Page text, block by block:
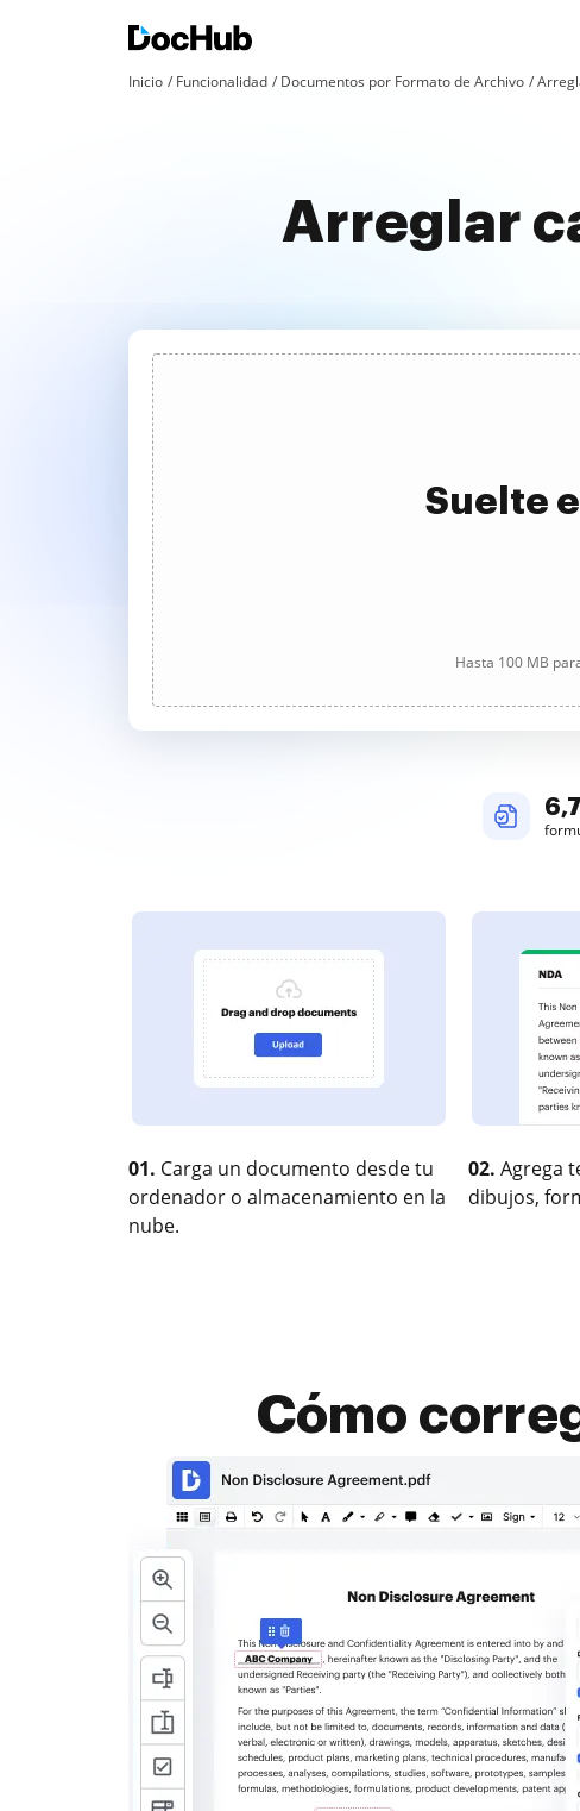
Inicio Funcionalidad Documentos por Formato de Archivo
Arreglar
Suelte
Hasta 100 MB para
01. Carga un documento desde tu
ordenador o almacenamiento en la
nube.
02. Agrega
dibujos,
Cómo